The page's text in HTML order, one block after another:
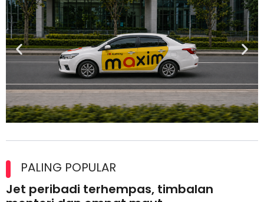
lesen separuh pertama 2026
PALING POPULAR
Jet peribadi terhempas, timbalan